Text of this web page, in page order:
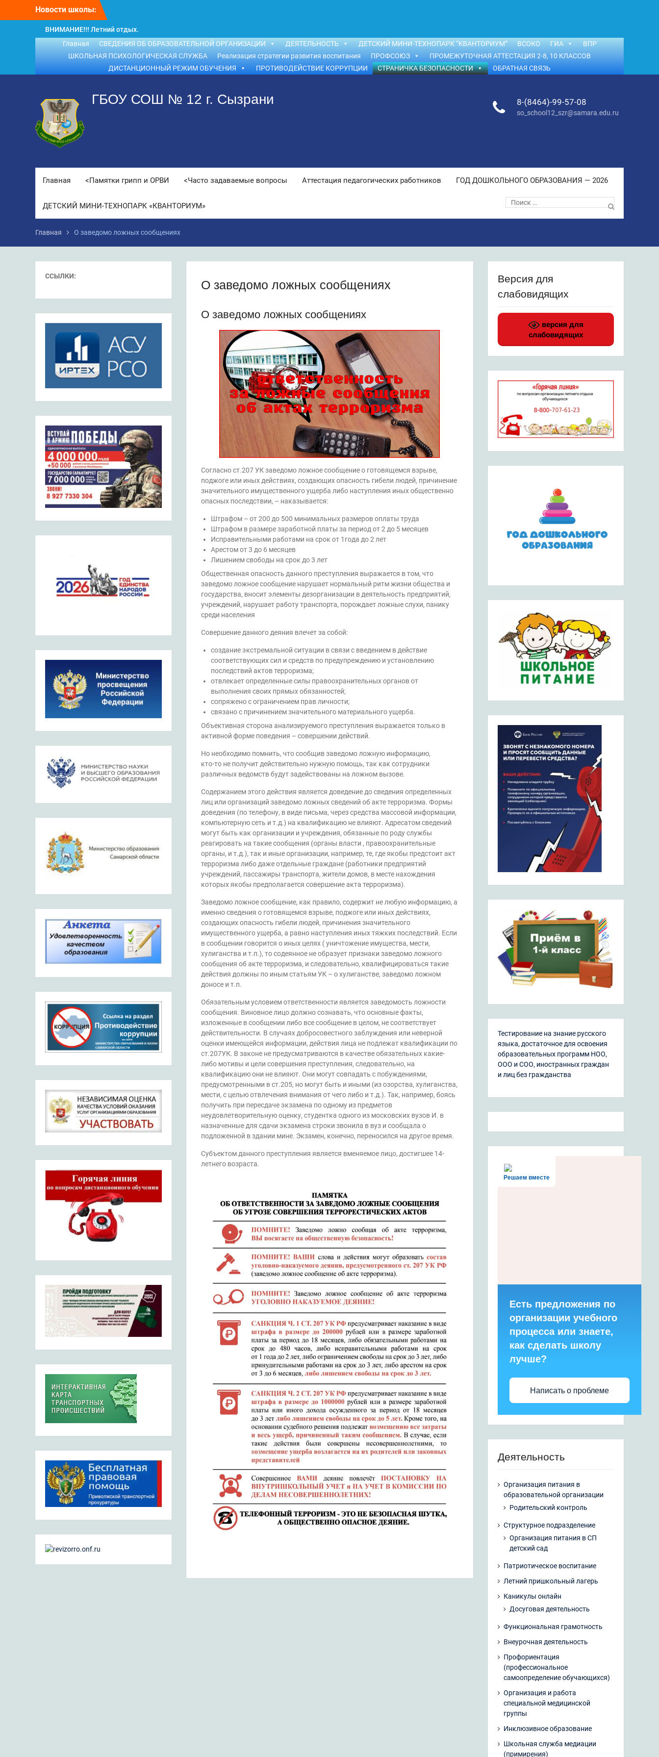
Новости школы:
ВНИМАНИЕ!!! Летний отдых.
ВНИМАНИЕ! ДЛЯ ВЫПУСКНИКОВ
Главная СВЕДЕНИЯ ОБ ОБРАЗОВАТЕЛЬНОЙ ОРГАНИЗАЦИИ ДЕЯТЕЛЬНОСТЬ ДЕТСКИЙ МИНИ-ТЕХНОПАРК “КВАНТОРИУМ” ВСОКО ГИА
ВПР
ШКОЛЬНАЯ ПСИХОЛОГИЧЕСКАЯ СЛУЖБА
Реализация стратегии развития воспитания ПРОФСОЮЗ
ПРОМЕЖУТОЧНАЯ АТТЕСТАЦИЯ 2-8, 10 КЛАССОВ
ДИСТАНЦИОННЫЙ РЕЖИМ ОБУЧЕНИЯ
ПРОТИВОДЕЙСТВИЕ КОРРУПЦИИ СТРАНИЧКА БЕЗОПАСНОСТИ ОБРАТНАЯ СВЯЗЬ
ГБОУ СОШ № 12 г. Сызрани 8-(8464)-99-57-08
so_school12_szr@samara.edu.ru
Главная <Памятки грипп и ОРВИ <Часто задаваемые вопросы Аттестация педагогических работников ГОД ДОШКОЛЬНОГО ОБРАЗОВАНИЯ — 2026
ДЕТСКИЙ МИНИ-ТЕХНОПАРК «КВАНТОРИУМ»
Поиск
по:
Главная О заведомо ложных сообщениях
О заведомо ложных сообщениях
О заведомо ложных сообщениях
Согласно ст.207 УК заведомо ложное сообщение о готовящемся взрыве,
поджоге или иных действиях, создающих опасность гибели людей, причинение
значительного имущественного ущерба либо наступления иных общественно
опасных последствии, – наказывается:
Штрафом – от 200 до 500 минимальных размеров оплаты труда
Штрафом в размере заработной платы за период от 2 до 5 месяцев
Исправительными работами на срок от 1года до 2 лет
Арестом от 3 до 6 месяцев
Лишением свободы на срок до 3 лет
Общественная опасность данного преступления выражается в том, что
заведомо ложное сообщение нарушает нормальный ритм жизни общества и
государства, вносит элементы дезорганизации в деятельность предприятий,
учреждений, нарушает работу транспорта, порождает ложные слухи, панику
среди населения
Совершение данного деяния влечет за собой:
создание экстремальной ситуации в связи с введением в действие
соответствующих сил и средств по предупреждению и установлению
последствий актов терроризма;
отвлекает определенные силы правоохранительных органов от
выполнения своих прямых обязанностей;
сопряжено с ограничением прав личности;
связано с причинением значительного материального ущерба.
Объективная сторона анализируемого преступления выражается только в
активной форме поведения – совершении действий.
Но необходимо помнить, что сообщив заведомо ложную информацию,
кто-то не получит действительно нужную помощь, так как сотрудники
различных ведомств будут задействованы на ложном вызове.
Содержанием этого действия является доведение до сведения определенных
лиц или организаций заведомо ложных сведений об акте терроризма. Формы
доведения (по телефону, в виде письма, через средства массовой информации,
компьютерную сеть и т.д.) на квалификацию не влияют. Адресатом сведений
могут быть как организации и учреждения, обязанные по роду службы
реагировать на такие сообщения (органы власти , правоохранительные
органы, и т.д.), так и иные организации, например, те, где якобы предстоит акт
терроризма либо даже отдельные граждане (работники предприятий
учреждений, пассажиры транспорта, жители домов, в месте нахождения
которых якобы предполагается совершение акта терроризма).
Заведомо ложное сообщение, как правило, содержит не любую информацию, а
именно сведения о готовящемся взрыве, поджоге или иных действиях,
создающих опасность гибели людей, причинения значительного
имущественного ущерба, а равно наступления иных тяжких последствий. Если
в сообщении говорится о иных целях ( уничтожение имущества, мести,
хулиганства и т.п.), то содеянное не образует признаки заведомо ложного
сообщения об акте терроризма, и следовательно, квалифицироваться такие
действия должны по иным статьям УК – о хулиганстве, заведомо ложном
доносе и т.п.
Обязательным условием ответственности является заведомость ложности
сообщения. Виновное лицо должно сознавать, что основные факты,
изложенные в сообщении либо все сообщение в целом, не соответствует
действительности. В случаях добросовестного заблуждения или неверной
оценки имеющейся информации, действия лица не подлежат квалификации по
ст.207УК. В законе не предусматриваются в качестве обязательных какие-
либо мотивы и цели совершения преступления, следовательно, на
квалификацию они не влияют. Они могут совпадать с побуждениями,
предусмотренными в ст.205, но могут быть и иными (из озорства, хулиганства,
мести, с целью отвлечения внимания от чего либо и т.д.). Так, например, боясь
получить при пересдаче экзамена по одному из предметов
неудовлетворительную оценку, студентка одного из московских вузов И. в
назначенные для сдачи экзамена строки звонила в вуз и сообщала о
подложенной в здании мине. Экзамен, конечно, переносился на другое время.
Субъектом данного преступления является вменяемое лицо, достигшее 14-
летнего возраста.
Версия для
слабовидящих
версия для
слабовидящих
Тестирование на знание русского
языка, достаточное для освоения
образовательных программ НОО,
ООО и СОО, иностранных граждан
и лиц без гражданства
Решаем вместе
Есть предложения по
организации учебного
процесса или знаете,
как сделать школу
лучше?
Написать о проблеме
Деятельность
Организация питания в
образовательной организации
Родительский контроль
Структурное подразделение
Организация питания в СП
детский сад
Патриотическое воспитание
Летний пришкольный лагерь
Каникулы онлайн
Досуговая деятельность
Функциональная грамотность
Внеурочная деятельность
Профориентация
(профессиональное
самоопределение обучающихся)
Организация и работа
специальной медицинской
группы
Инклюзивное образование
Школьная служба медиации
(примирения)
ССЫЛКИ: